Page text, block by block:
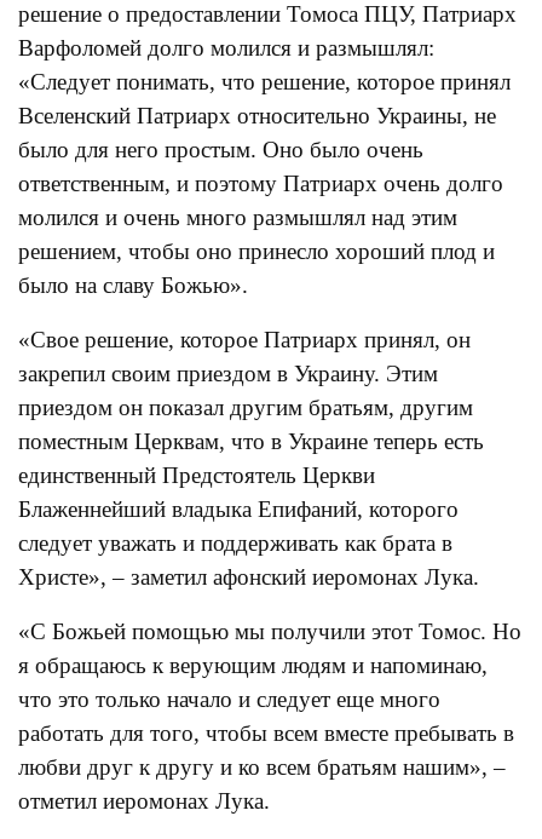
решение о предоставлении Томоса ПЦУ, Патриарх
Варфоломей долго молился и размышлял:
«Следует понимать, что решение, которое принял
Вселенский Патриарх относительно Украины, не
было для него простым. Оно было очень
ответственным, и поэтому Патриарх очень долго
молился и очень много размышлял над этим
решением, чтобы оно принесло хороший плод и
было на славу Божью».
«Свое решение, которое Патриарх принял, он
закрепил своим приездом в Украину. Этим
приездом он показал другим братьям, другим
поместным Церквам, что в Украине теперь есть
единственный Предстоятель Церкви
Блаженнейший владыка Епифаний, которого
следует уважать и поддерживать как брата в
Христе», – заметил афонский иеромонах Лука.
«С Божьей помощью мы получили этот Томос. Но
я обращаюсь к верующим людям и напоминаю,
что это только начало и следует еще много
работать для того, чтобы всем вместе пребывать в
любви друг к другу и ко всем братьям нашим», –
отметил иеромонах Лука.